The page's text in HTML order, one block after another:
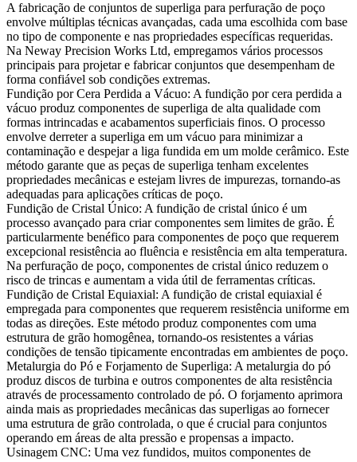
A fabricação de conjuntos de superliga para perfuração de poço
envolve múltiplas técnicas avançadas, cada uma escolhida com base
no tipo de componente e nas propriedades específicas requeridas.
Na Neway Precision Works Ltd, empregamos vários processos
principais para projetar e fabricar conjuntos que desempenham de
forma confiável sob condições extremas.
Fundição por Cera Perdida a Vácuo: A fundição por cera perdida a
vácuo produz componentes de superliga de alta qualidade com
formas intrincadas e acabamentos superficiais finos. O processo
envolve derreter a superliga em um vácuo para minimizar a
contaminação e despejar a liga fundida em um molde cerâmico. Este
método garante que as peças de superliga tenham excelentes
propriedades mecânicas e estejam livres de impurezas, tornando-as
adequadas para aplicações críticas de poço.
Fundição de Cristal Único: A fundição de cristal único é um
processo avançado para criar componentes sem limites de grão. É
particularmente benéfico para componentes de poço que requerem
excepcional resistência ao fluência e resistência em alta temperatura.
Na perfuração de poço, componentes de cristal único reduzem o
risco de trincas e aumentam a vida útil de ferramentas críticas.
Fundição de Cristal Equiaxial: A fundição de cristal equiaxial é
empregada para componentes que requerem resistência uniforme em
todas as direções. Este método produz componentes com uma
estrutura de grão homogênea, tornando-os resistentes a várias
condições de tensão tipicamente encontradas em ambientes de poço.
Metalurgia do Pó e Forjamento de Superliga: A metalurgia do pó
produz discos de turbina e outros componentes de alta resistência
através de processamento controlado de pó. O forjamento aprimora
ainda mais as propriedades mecânicas das superligas ao fornecer
uma estrutura de grão controlada, o que é crucial para conjuntos
operando em áreas de alta pressão e propensas a impacto.
Usinagem CNC: Uma vez fundidos, muitos componentes de